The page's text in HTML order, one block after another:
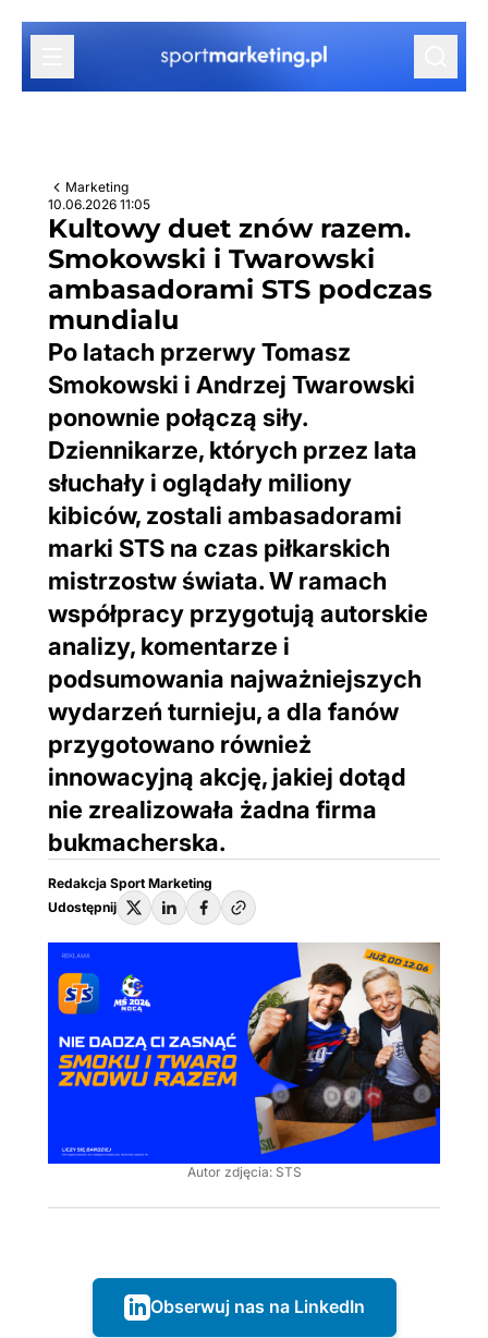
Przejdź do treści
Marketing
10.06.2026 11:05
Kultowy duet znów razem.
Smokowski i Twarowski
ambasadorami STS podczas
mundialu
Po latach przerwy Tomasz
Smokowski i Andrzej Twarowski
ponownie połączą siły.
Dziennikarze, których przez lata
słuchały i oglądały miliony
kibiców, zostali ambasadorami
marki STS na czas piłkarskich
mistrzostw świata. W ramach
współpracy przygotują autorskie
analizy, komentarze i
podsumowania najważniejszych
wydarzeń turnieju, a dla fanów
przygotowano również
innowacyjną akcję, jakiej dotąd
nie zrealizowała żadna firma
bukmacherska.
Redakcja Sport Marketing
Udostępnij
Autor zdjęcia: STS
Obserwuj nas na LinkedIn